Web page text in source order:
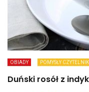
OBIADY POMYSŁY
Duński rosół z